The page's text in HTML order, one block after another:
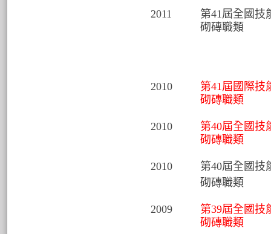
2011
第41屆全國技
砌磚職類
2010
第41屆國際技
砌磚職類
2010
第40屆全國技
砌磚職類
2010
第40屆全國技
砌磚職類
2009
第39屆全國技
砌磚職類